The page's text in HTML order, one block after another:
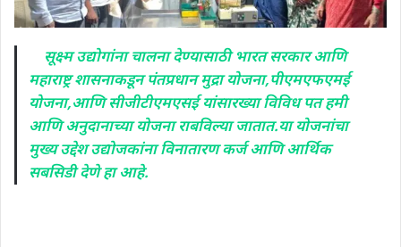
सूक्ष्म उद्योगांना चालना देण्यासाठी भारत सरकार आणि
महाराष्ट्र शासनाकडून पंतप्रधान मुद्रा योजना,पीएमएफएमई
योजना,आणि सीजीटीएमएसई यांसारख्या विविध पत हमी
आणि अनुदानाच्या योजना राबविल्या जातात.या योजनांचा
मुख्य उद्देश उद्योजकांना विनातारण कर्ज आणि आर्थिक
सबसिडी देणे हा आहे.